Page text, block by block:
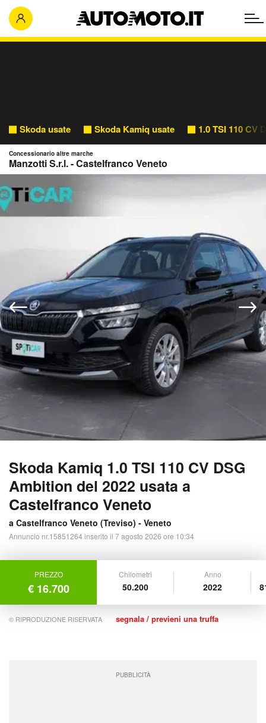
Skoda usate Skoda Kamiq usate 1.0 TSI 110 CV
Skoda Kamiq 1.0 TSI 110 CV DSG
Ambition del 2022 usata a
Castelfranco Veneto
a Castelfranco Veneto (Treviso) - Veneto
Annuncio nr.15851264 inserito il 7 agosto 2026 ore 10:34
Concessionario altre marche
Manzotti S.r.l. - Castelfranco Veneto
PREZZO
€ 16.700
Chilometri
50.200
Anno
2022
© RIPRODUZIONE RISERVATA segnala / previeni una truffa
PUBBLICITÀ